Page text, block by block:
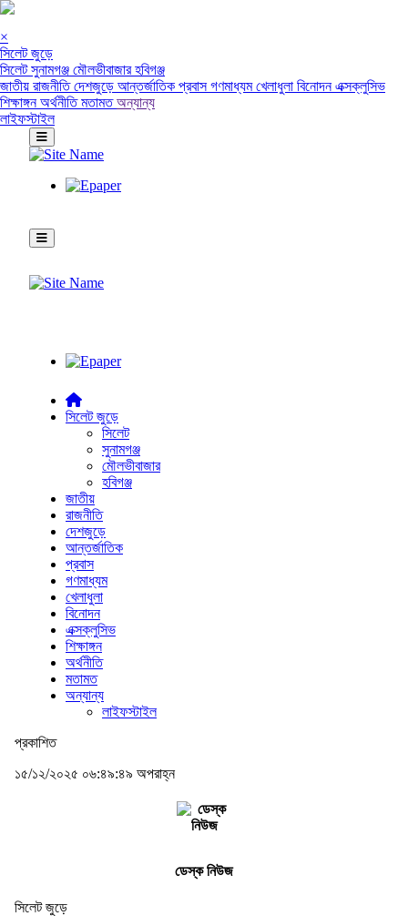
×
সিলেট জুড়ে
সিলেটসুনামগঞ্জ মৌলভীবাজারহবিগঞ্জ
জাতীয় রাজনীতিদেশজুড়ে আন্তর্জাতিক প্রবাসগণমাধ্যমখেলাধুলা বিনোদনএক্সক্লুসিভ
শিক্ষাঙ্গনঅর্থনীতিমতামতঅন্যান্য
লাইফস্টাইল
সিলেট জুড়ে
সিলেট
সুনামগঞ্জ
মৌলভীবাজার
হবিগঞ্জ
জাতীয়
রাজনীতি
দেশজুড়ে
আন্তর্জাতিক
প্রবাস
গণমাধ্যম
খেলাধুলা
বিনোদন
এক্সক্লুসিভ
শিক্ষাঙ্গন
অর্থনীতি
মতামত
অন্যান্য
লাইফস্টাইল
প্রকাশিত
১৫/১২/২০২৫ ০৬:৪৯:৪৯ অপরাহ্ন
ডেস্ক নিউজ
সিলেট জুড়ে